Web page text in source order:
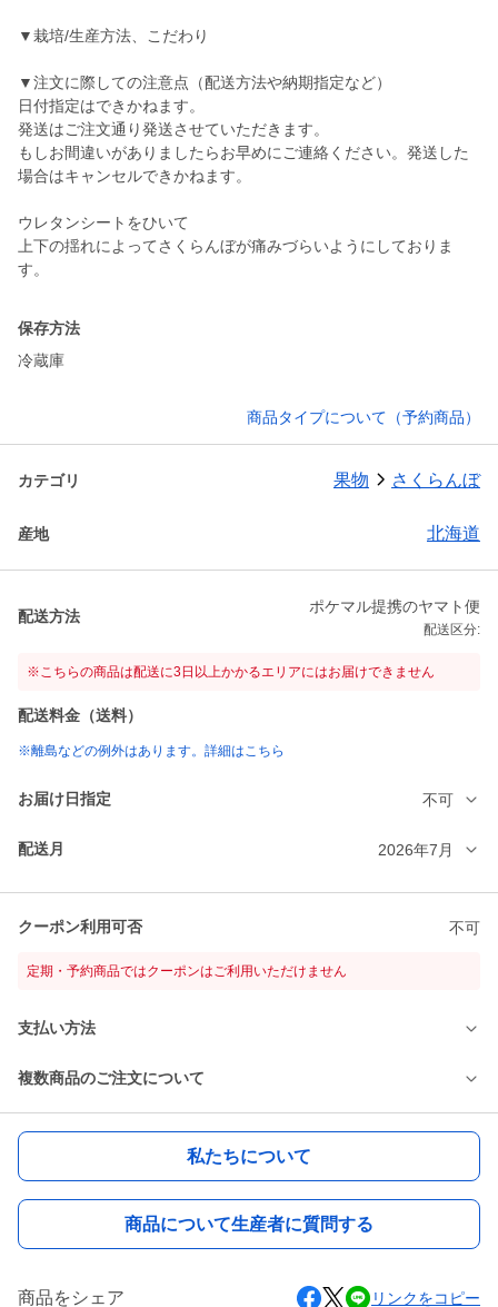
▼栽培/生産方法、こだわり
▼注文に際しての注意点（配送方法や納期指定など）
日付指定はできかねます。
発送はご注文通り発送させていただきます。
もしお間違いがありましたらお早めにご連絡ください。発送した
場合はキャンセルできかねます。
ウレタンシートをひいて
上下の揺れによってさくらんぼが痛みづらいようにしておりま
す。
保存方法
冷蔵庫
商品タイプについて（予約商品）
カテゴリ 果物 さくらんぼ
産地 北海道
配送方法
ポケマル提携のヤマト便
配送区分:
※こちらの商品は配送に3日以上かかるエリアにはお届けできません
配送料金（送料）
※離島などの例外はあります。詳細はこちら
お届け日指定 不可
配送月 2026年7月
クーポン利用可否 不可
定期・予約商品ではクーポンはご利用いただけません
支払い方法
複数商品のご注文について
私たちについて
商品について生産者に質問する
商品をシェア リンクをコピー